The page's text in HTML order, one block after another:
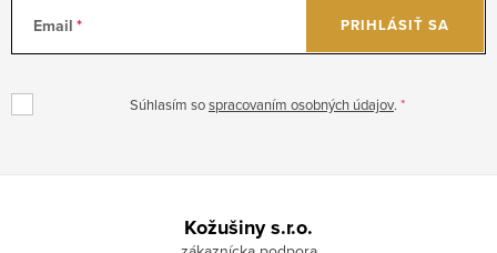
Email
Súhlasím sospracovaním osobných údajov.
PRIHLÁSIŤ SA
Kožušiny s.r.o.